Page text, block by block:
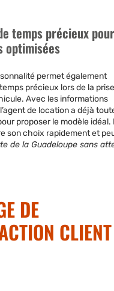
temps précieux
optimisées
permet également
précieux lors de la
Avec les informations
de location a déjà
proposer le modèle idéal.
son choix rapidement et
de la Guadeloupe sans
DE
CLIENT